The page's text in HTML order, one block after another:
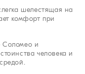
шелестящая на
комфорт при
Соломео и
человека и